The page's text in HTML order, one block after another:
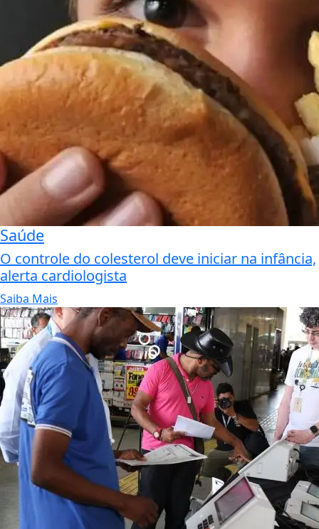
Saúde
O controle do colesterol deve iniciar na infância,
alerta cardiologista
Saiba Mais